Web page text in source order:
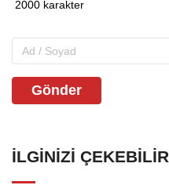
Gönder
İLGINIZI ÇEKEBILIR